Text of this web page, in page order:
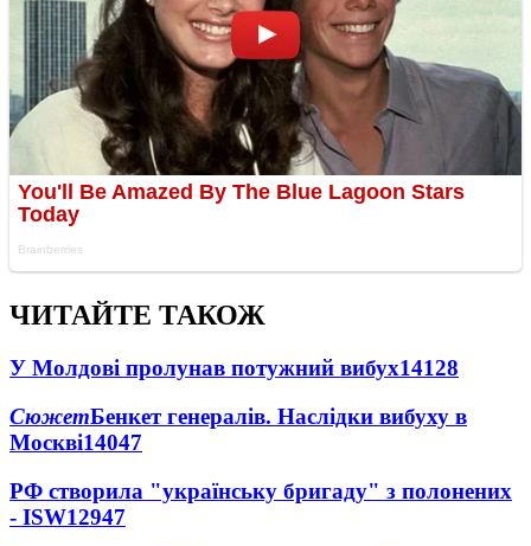
ЧИТАЙТЕ ТАКОЖ
У Молдові пролунав потужний вибух14128
СюжетБенкет генералів. Наслідки вибуху в
Москві14047
РФ створила "українську бригаду" з полонених
- ISW12947